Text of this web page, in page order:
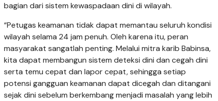
bagian dari sistem kewaspadaan dini di wilayah.
“Petugas keamanan tidak dapat memantau seluruh kondisi
wilayah selama 24 jam penuh. Oleh karena itu, peran
masyarakat sangatlah penting. Melalui mitra karib Babinsa,
kita dapat membangun sistem deteksi dini dan cegah dini
serta temu cepat dan lapor cepat, sehingga setiap
potensi gangguan keamanan dapat dicegah dan ditangani
sejak dini sebelum berkembang menjadi masalah yang lebih